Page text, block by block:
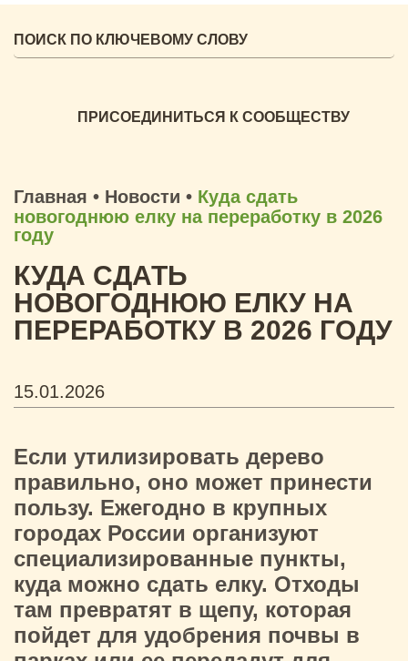
ПРИСОЕДИНИТЬСЯ К СООБЩЕСТВУ
Главная • Новости • Куда сдать
новогоднюю елку на переработку в 2026
году
КУДА СДАТЬ
НОВОГОДНЮЮ ЕЛКУ НА
ПЕРЕРАБОТКУ В 2026 ГОДУ
15.01.2026
Если утилизировать дерево
правильно, оно может принести
пользу. Ежегодно в крупных
городах России организуют
специализированные пункты,
куда можно сдать елку. Отходы
там превратят в щепу, которая
пойдет для удобрения почвы в